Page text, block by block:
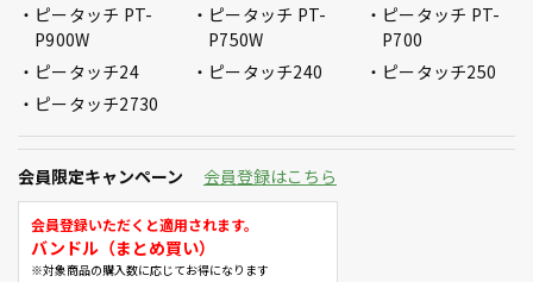
会員限定キャンペーン 会員登録はこちら
会員登録いただくと適用されます。
バンドル（まとめ買い）
※対象商品の購入数に応じてお得になります
ピータッチ PT-
P900W
ピータッチ PT-
P750W
ピータッチ PT-
P700
ピータッチ24
ピータッチ240
ピータッチ250
ピータッチ2730